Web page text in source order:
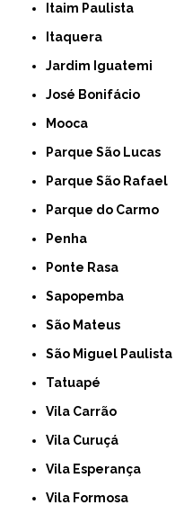
Itaim Paulista
Itaquera
Jardim Iguatemi
José Bonifácio
Mooca
Parque São Lucas
Parque São Rafael
Parque do Carmo
Penha
Ponte Rasa
Sapopemba
São Mateus
São Miguel Paulista
Tatuapé
Vila Carrão
Vila Curuçá
Vila Esperança
Vila Formosa